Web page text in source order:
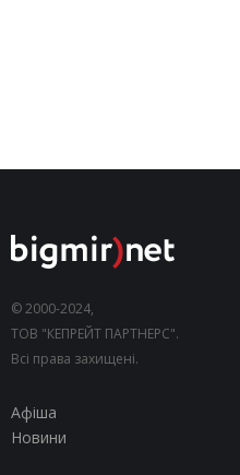
© 2000-2024,
ТОВ "КЕПРЕЙТ ПАРТНЕРС".
Всі права захищені.
Афіша
Новини